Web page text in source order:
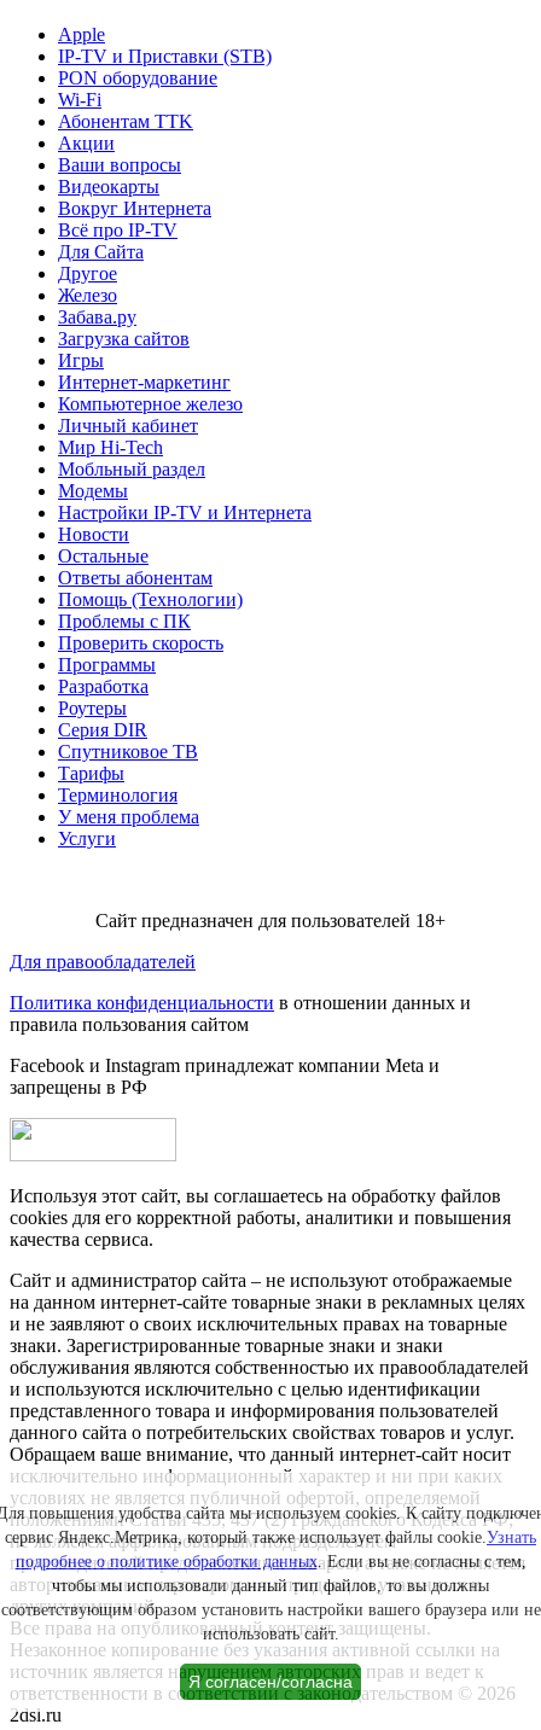
Apple
IP-TV и Приставки (STB)
PON оборудование
Wi-Fi
Абонентам TTK
Акции
Ваши вопросы
Видеокарты
Вокруг Интернета
Всё про IP-TV
Для Сайта
Другое
Железо
Забава.ру
Загрузка сайтов
Игры
Интернет-маркетинг
Компьютерное железо
Личный кабинет
Мир Hi-Tech
Мобльный раздел
Модемы
Настройки IP-TV и Интернета
Новости
Остальные
Ответы абонентам
Помощь (Технологии)
Проблемы с ПК
Проверить скорость
Программы
Разработка
Роутеры
Серия DIR
Спутниковое ТВ
Тарифы
Терминология
У меня проблема
Услуги
Сайт предназначен для пользователей 18+
Для правообладателей
Политика конфиденциальности в отношении данных и
правила пользования сайтом
Facebook и Instagram принадлежат компании Metа и
запрещены в РФ
Используя этот сайт, вы соглашаетесь на обработку файлов
cookies для его корректной работы, аналитики и повышения
качества сервиса.
Сайт и администратор сайта – не используют отображаемые
на данном интернет-сайте товарные знаки в рекламных целях
и не заявляют о своих исключительных правах на товарные
знаки. Зарегистрированные товарные знаки и знаки
обслуживания являются собственностью их правообладателей
и используются исключительно с целью идентификации
представленного товара и информирования пользователей
данного сайта о потребительских свойствах товаров и услуг.
Обращаем ваше внимание, что данный интернет-сайт носит
исключительно информационный характер и ни при каких
условиях не является публичной офертой, определяемой
положениями Статьи 435, 437 (2) Гражданского Кодекса РФ;
не является аффилированным подразделением
производителей представленных товаров, а также не является
авторизованным партнером или продавцом указанных и
других компаний.
Все права на опубликованный контент защищены.
Незаконное копирование без указания активной ссылки на
источник является нарушением авторских прав и ведет к
ответственности в соответствии с законодательством © 2026
2dsl.ru
повышения удобства сайта мы используем cookies. К сайту
сервис Яндекс.Метрика, который также использует файлы cookie.Узнать
подробнее о политике обработки данных. Если вы не согласны с тем,
чтобы мы использовали данный тип файлов, то вы должны
соответствующим образом установить настройки вашего браузера или не
использовать сайт.
Я согласен/согласна